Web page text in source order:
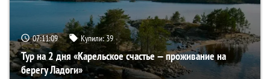
07:11:08 Купили:39
Тур на 2 дня «Карельское счастье — проживание на
берегу Ладоги»